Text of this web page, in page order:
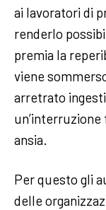
ai lavoratori di
renderlo
premia la
viene
arretrato
ansia.
Per questo gli
delle